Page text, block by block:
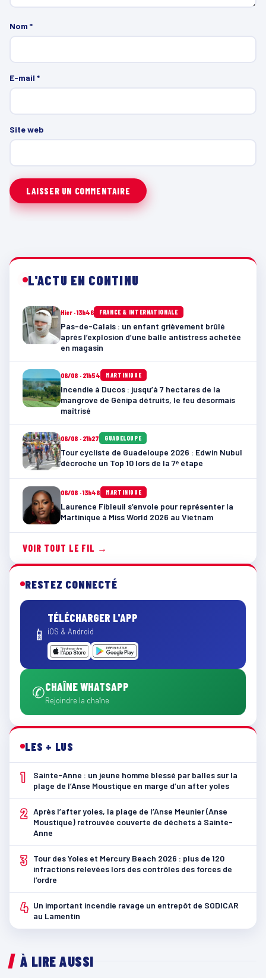
Nom *
E-mail *
Site web
L'ACTU EN CONTINU
Hier · 13h46 FRANCE & INTERNATIONALE
Pas-de-Calais : un enfant grièvement brûlé
après l’explosion d’une balle antistress achetée
en magasin
06/08 · 21h54 MARTINIQUE
Incendie à Ducos : jusqu’à 7 hectares de la
mangrove de Génipa détruits, le feu désormais
maîtrisé
06/08 · 21h27 GUADELOUPE
Tour cycliste de Guadeloupe 2026 : Edwin Nubul
décroche un Top 10 lors de la 7ᵉ étape
06/08 · 13h48 MARTINIQUE
Laurence Fibleuil s’envole pour représenter la
Martinique à Miss World 2026 au Vietnam
VOIR TOUT LE FIL →
RESTEZ CONNECTÉ
📱
TÉLÉCHARGER L'APP
iOS & Android
✆CHAÎNE WHATSAPP
Rejoindre la chaîne
LES + LUS
1
Sainte-Anne : un jeune homme blessé par balles sur la
plage de l’Anse Moustique en marge d’un after yoles
2 Après l’after yoles, la plage de l’Anse Meunier (Anse
Moustique) retrouvée couverte de déchets à Sainte-
Anne
3
Tour des Yoles et Mercury Beach 2026 : plus de 120
infractions relevées lors des contrôles des forces de
l’ordre
4 Un important incendie ravage un entrepôt de SODICAR
au Lamentin
À LIRE AUSSI